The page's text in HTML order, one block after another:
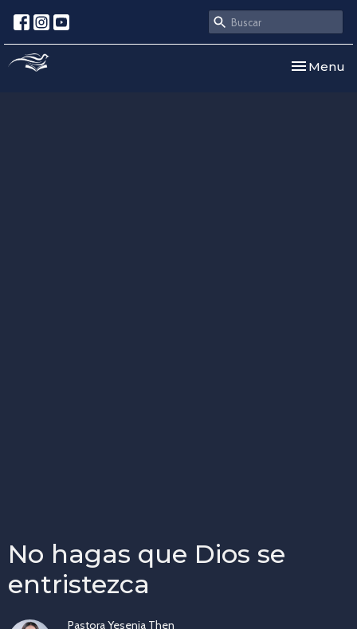
Toggle
Menu
No hagas que Dios se
entristezca
Pastora Yesenia Then